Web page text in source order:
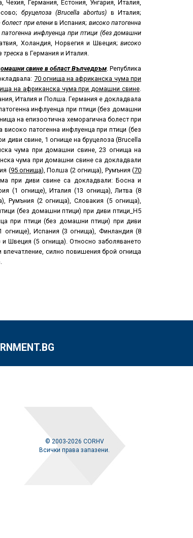
Германия, Естония, Унгария, Италия,
бруцелоза (Brucella abortus) в Италия;
при еленив Испания; високо патогенна
инфлуенца при птици (без домашни
Холандия, Норвегия и Швеция; високо
треска в Германия и Италия.
свине в област Вълчедръм. Република
70 огнища на африканска чума при
на африканска чума при домашни свине.
Италия и Полша. Германия е докладвала
инфлуенца при птици (без домашни
на епизоотична хеморагична болест при
патогенна инфлуенца при птици (без
диви свине, 1 огнище на бруцелоза (Brucella
чума при домашни свине, 23 огнища на
чума при домашни свине са докладвали
(95 огнища), Полша (2 огнища), Румъния (70
при диви свине са докладвали: Босна и
(1 огнище), Италия (13 огнища), Литва (8
Румъния (2 огнища), Словакия (5 огнища),
(без домашни птици) при диви птици_H5
при птици (без домашни птици) при диви
огнище), Испания (3 огнища), Финландия (8
Швеция (5 огнища). Относно заболяването
силно повишения брой огнища
© 2003-2026 CORHV
Всички права запазени.